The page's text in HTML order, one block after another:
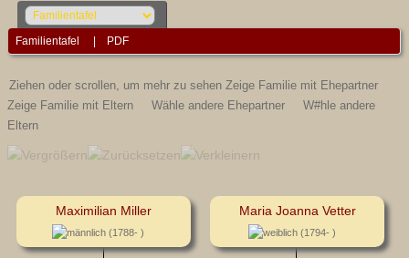
Familientafel PDF
Ziehen oder scrollen, um mehr zu sehen Zeige Familie mit Ehepartner
Zeige Familie mit Eltern
Wähle andere Ehepartner
W#hle andere
Eltern
Maximilian Miller
(1788- )
Maria Joanna Vetter
(1794- )